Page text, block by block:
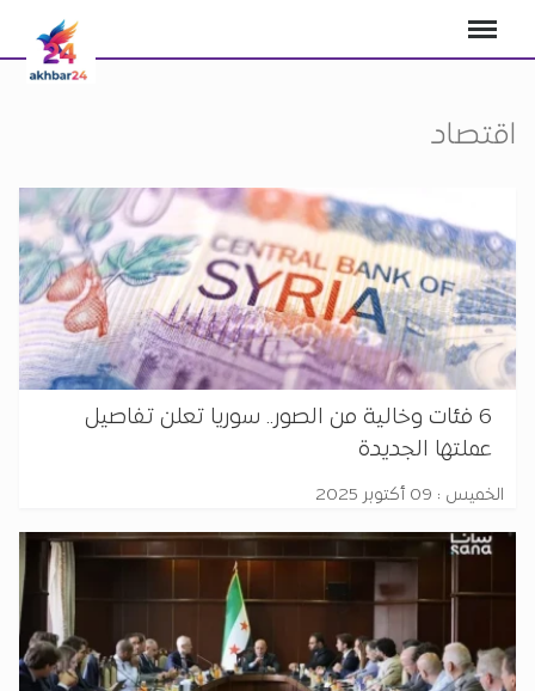
اقتصاد
6 فئات وخالية من الصور.. سوريا تعلن تفاصيل
عملتها الجديدة
الخميس : 09 أكتوبر 2025